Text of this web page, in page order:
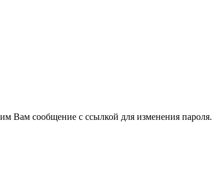
Вам сообщение с ссылкой для изменения пароля.